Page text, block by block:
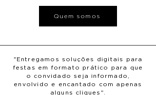
Quem somos
"Entregamos soluções digitais para
festas em formato prático para que
o convidado seja informado,
envolvido e encantado com apenas
alguns cliques".